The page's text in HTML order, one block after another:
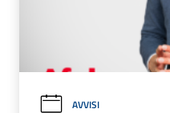
AVVISI